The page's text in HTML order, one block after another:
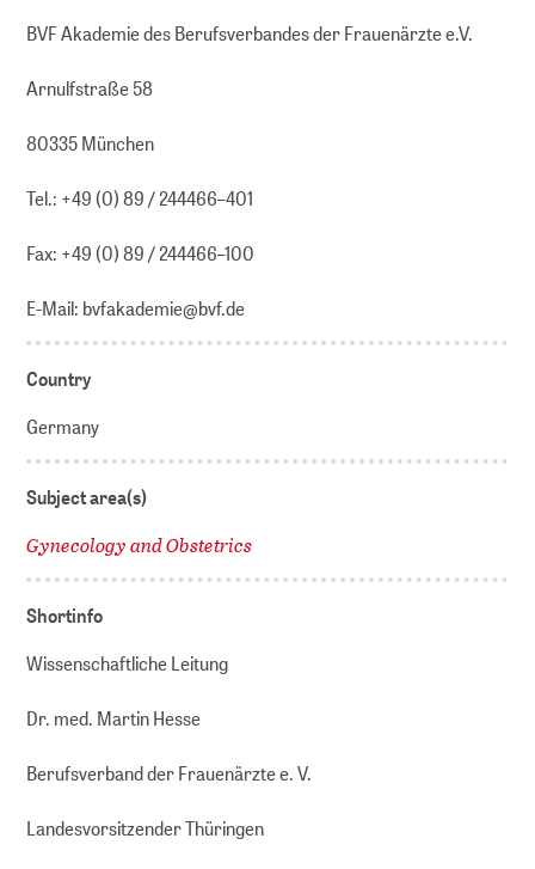
BVF Akademie des Berufsverbandes der Frauenärzte e.V.
Arnulfstraße 58
80335 München
Tel.: +49 (0) 89 / 244466–401
Fax: +49 (0) 89 / 244466–100
E-Mail: bvfakademie@bvf.de
Country
Germany
Subject area(s)
Gynecology and Obstetrics
Shortinfo
Wissenschaftliche Leitung
Dr. med. Martin Hesse
Berufsverband der Frauenärzte e. V.
Landesvorsitzender Thüringen